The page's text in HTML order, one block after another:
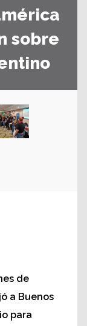
sobre
de
a Buenos
para